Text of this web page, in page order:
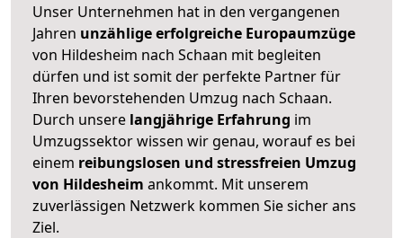
Unser Unternehmen hat in den vergangenen
Jahren unzählige erfolgreiche Europaumzüge
von Hildesheim nach Schaan mit begleiten
dürfen und ist somit der perfekte Partner für
Ihren bevorstehenden Umzug nach Schaan.
Durch unsere langjährige Erfahrung im
Umzugssektor wissen wir genau, worauf es bei
einem reibungslosen und stressfreien Umzug
von Hildesheim ankommt. Mit unserem
zuverlässigen Netzwerk kommen Sie sicher ans
Ziel.